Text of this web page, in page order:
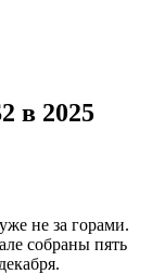
в 2025
не за горами.
собраны пять